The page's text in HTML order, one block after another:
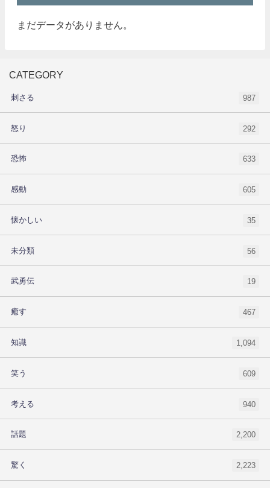
まだデータがありません。
CATEGORY
刺さる 987
怒り 292
恐怖 633
感動 605
懐かしい 35
未分類 56
武勇伝 19
癒す 467
知識 1,094
笑う 609
考える 940
話題 2,200
驚く 2,223